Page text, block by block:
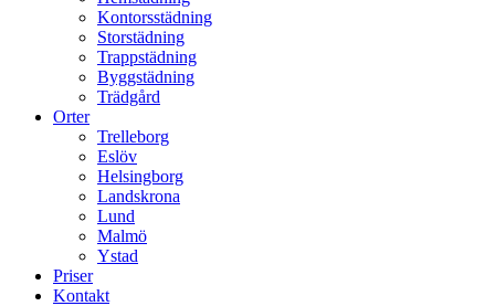
Kontorsstädning
Storstädning
Trappstädning
Byggstädning
Trädgård
Orter
Trelleborg
Eslöv
Helsingborg
Landskrona
Lund
Malmö
Ystad
Priser
Kontakt